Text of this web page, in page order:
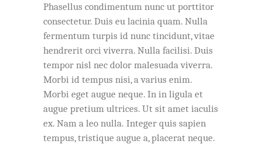
Phasellus condimentum nunc ut porttitor
consectetur. Duis eu lacinia quam. Nulla
fermentum turpis id nunc tincidunt, vitae
hendrerit orci viverra. Nulla facilisi. Duis
tempor nisl nec dolor malesuada viverra.
Morbi id tempus nisi, a varius enim.
Morbi eget augue neque. In in ligula et
augue pretium ultrices. Ut sit amet iaculis
ex. Nam a leo nulla. Integer quis sapien
tempus, tristique augue a, placerat neque.